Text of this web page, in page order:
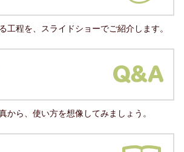
工程を、スライドショーでご紹介します。
から、使い方を想像してみましょう。